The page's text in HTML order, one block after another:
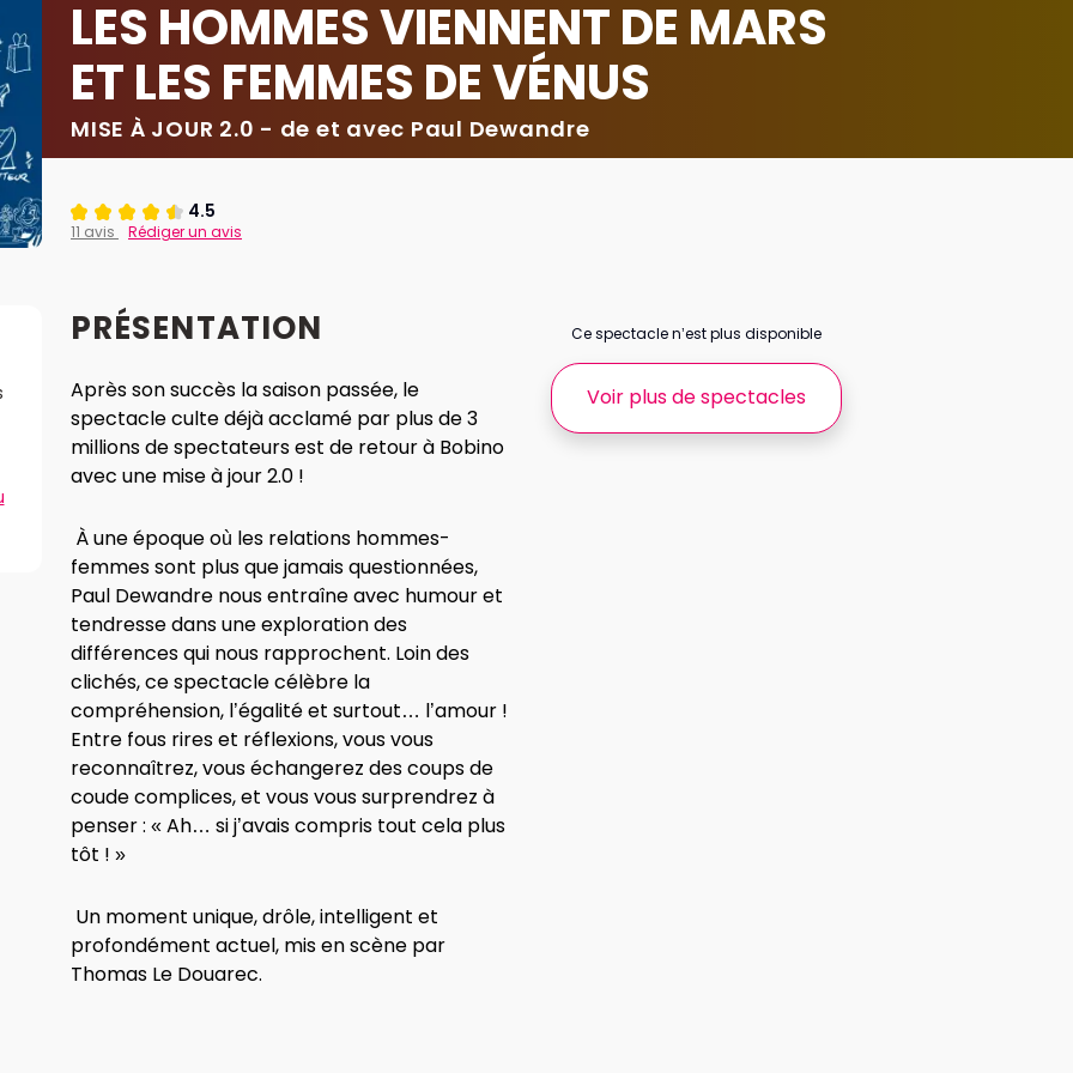
LES HOMMES VIENNENT DE MARS
ET LES FEMMES DE VÉNUS
MISE À JOUR 2.0 - de et avec Paul Dewandre
4.5
11 avis Rédiger un avis
PRÉSENTATION
Après son succès la saison passée, le
spectacle culte déjà acclamé par plus de 3
millions de spectateurs est de retour à Bobino
avec une mise à jour 2.0 !
À une époque où les relations hommes-
femmes sont plus que jamais questionnées,
Paul Dewandre nous entraîne avec humour et
tendresse dans une exploration des
différences qui nous rapprochent. Loin des
clichés, ce spectacle célèbre la
compréhension, l’égalité et surtout… l’amour !
Entre fous rires et réflexions, vous vous
reconnaîtrez, vous échangerez des coups de
coude complices, et vous vous surprendrez à
penser : « Ah… si j’avais compris tout cela plus
tôt ! »
Un moment unique, drôle, intelligent et
profondément actuel, mis en scène par
Thomas Le Douarec.
Ce spectacle n’est plus disponible
Voir plus de spectacles